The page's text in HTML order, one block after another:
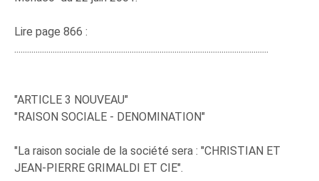
Lire page 866 :
.......................................................................................................................
"ARTICLE 3 NOUVEAU"
"RAISON SOCIALE - DENOMINATION"
"La raison sociale de la société sera : "CHRISTIAN ET
JEAN-PIERRE GRIMALDI ET CIE".